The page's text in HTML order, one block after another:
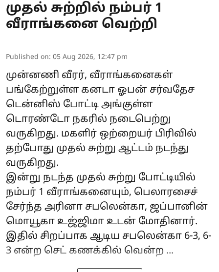
முதல் சுற்றில் நம்பர் 1
வீராங்கனை வெற்றி
Published on: 05 Aug 2026, 12:47 pm
முன்னணி வீரர், வீராங்கனைகள்
பங்கேற்றுள்ள கனடா ஓபன் சர்வதேச
டென்னிஸ் போட்டி அங்குள்ள
டொரண்டோ நகரில் நடைபெற்று
வருகிறது. மகளிர் ஒற்றையர் பிரிவில்
தற்போது முதல் சுற்று ஆட்டம் நடந்து
வருகிறது.
இன்று நடந்த முதல் சுற்று போட்டியில்
நம்பர் 1 வீராங்கனையும், பெலாரசைச்
சேர்ந்த அரினா சபலென்கா, ஜப்பானின்
மொயூகா உஜ்ஜிமா உடன் மோதினார்.
இதில் சிறப்பாக ஆடிய சபலென்கா 6-3, 6-
3 என்ற செட் கணக்கில் வென்ற ...